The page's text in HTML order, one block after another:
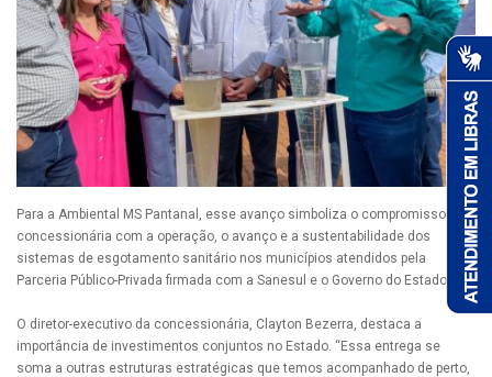
Para a Ambiental MS Pantanal, esse avanço simboliza o compromisso da
concessionária com a operação, o avanço e a sustentabilidade dos
sistemas de esgotamento sanitário nos municípios atendidos pela
Parceria Público-Privada firmada com a Sanesul e o Governo do Estado.
O diretor-executivo da concessionária, Clayton Bezerra, destaca a
importância de investimentos conjuntos no Estado. “Essa entrega se
soma a outras estruturas estratégicas que temos acompanhado de perto,